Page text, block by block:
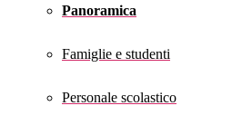
Panoramica
Famiglie e studenti
Personale scolastico